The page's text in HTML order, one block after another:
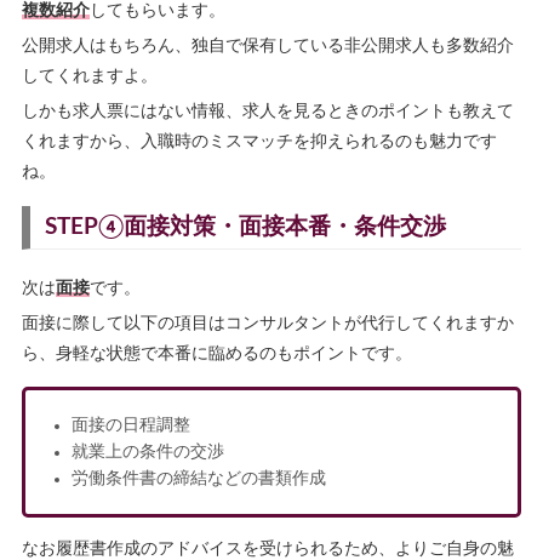
複数紹介してもらいます。
公開求人はもちろん、独自で保有している非公開求人も多数紹介
してくれますよ。
しかも求人票にはない情報、求人を見るときのポイントも教えて
くれますから、入職時のミスマッチを抑えられるのも魅力です
ね。
STEP④面接対策・面接本番・条件交渉
次は面接です。
面接に際して以下の項目はコンサルタントが代行してくれますか
ら、身軽な状態で本番に臨めるのもポイントです。
面接の日程調整
就業上の条件の交渉
労働条件書の締結などの書類作成
なお履歴書作成のアドバイスを受けられるため、よりご自身の魅